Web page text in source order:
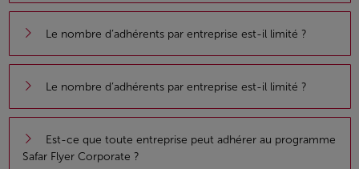
Le nombre d’adhérents par entreprise est-il limité ?
Le nombre d’adhérents par entreprise est-il limité ?
Est-ce que toute entreprise peut adhérer au programme
Safar Flyer Corporate ?